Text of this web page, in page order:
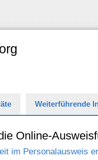
Weiterführende
Online-
im Personalausweis